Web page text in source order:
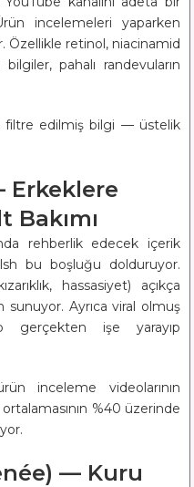
incelemeleri yaparken
Özellikle retinol, niacinamid
pahalı randevuların
filtre edilmiş bilgi — üstelik
Erkeklere
Bakımı
rehberlik edecek içerik
bu boşluğu dolduruyor.
hassasiyet) açıkça
sunuyor. Ayrıca viral olmuş
gerçekten işe yarayıp
inceleme videolarının
%40 üzerinde
— Kuru